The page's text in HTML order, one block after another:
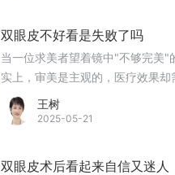
双眼皮不好看是失败了吗
当一位求美者望着镜中"不够完美"
实上，审美是主观的，医疗效果
王树
2025-05-21
双眼皮术后看起来自信又迷人